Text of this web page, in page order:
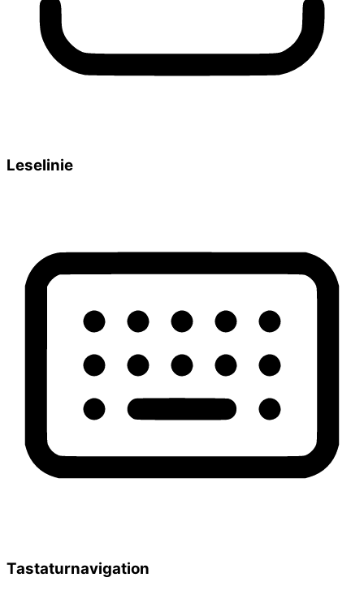
Leselinie
Tastaturnavigation